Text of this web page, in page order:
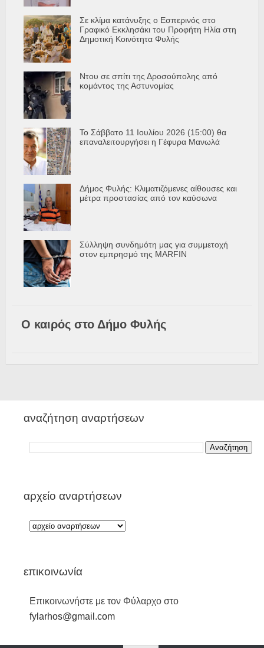
Σε κλίμα κατάνυξης ο Εσπερινός στο
Γραφικό Εκκλησάκι του Προφήτη Ηλία στη
Δημοτική Κοινότητα Φυλής
Ντου σε σπίτι της Δροσούπολης από
κομάντος της Αστυνομίας
Το Σάββατο 11 Ιουλίου 2026 (15:00) θα
επαναλειτουργήσει η Γέφυρα Μανωλά
Δήμος Φυλής: Κλιματιζόμενες αίθουσες και
μέτρα προστασίας από τον καύσωνα
Σύλληψη συνδημότη μας για συμμετοχή
στον εμπρησμό της MARFIN
Ο καιρός στο Δήμο Φυλής
αναζήτηση αναρτήσεων
αρχείο αναρτήσεων
επικοινωνία
Επικοινωνήστε με τον Φύλαρχο στο
fylarhos@gmail.com